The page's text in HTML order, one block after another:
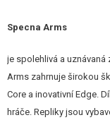
všechny hráče, kteří
mít velmi vysoký výkon a
VLASTNOSTI
Specna Arms
je spolehlivá a
Arms zahrnuje širokou
Core a inovativní Edge.
hráče. Repliky jsou